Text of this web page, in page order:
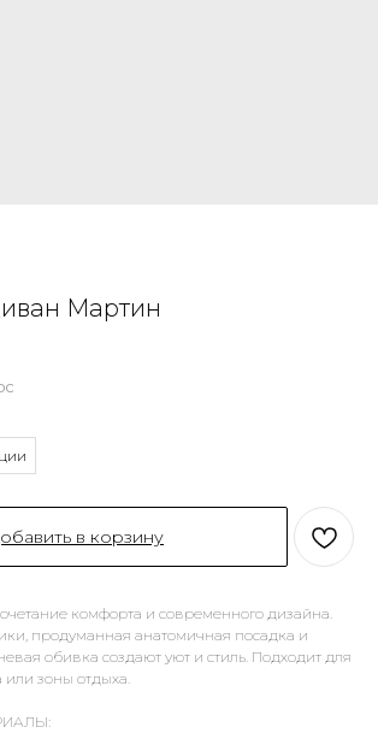
Мартин
в корзину
комфорта и современного дизайна.
продуманная анатомичная посадка и
обивка создают уют и стиль. Подходит для
или зоны отдыха.